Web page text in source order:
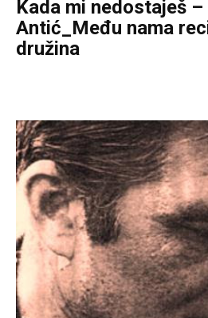
Kada mi nedostaješ
Antić_Među nama
družina